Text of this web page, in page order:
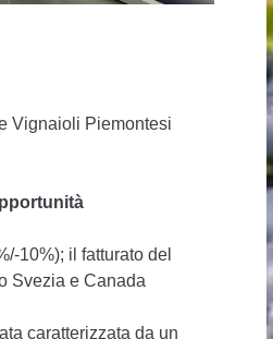
Vignaioli Piemontesi
10%); il fatturato del
Svezia e Canada
caratterizzata da un